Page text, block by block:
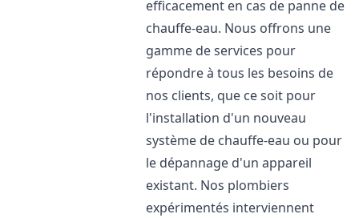
efficacement en cas de panne de
chauffe-eau. Nous offrons une
gamme de services pour
répondre à tous les besoins de
nos clients, que ce soit pour
l'installation d'un nouveau
système de chauffe-eau ou pour
le dépannage d'un appareil
existant. Nos plombiers
expérimentés interviennent